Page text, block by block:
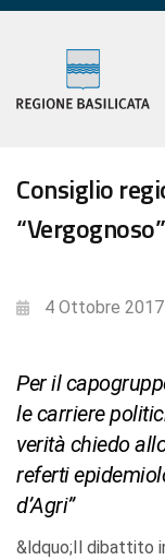
Consiglio
“Vergognoso”
4 Ottobre 2017
Per il
le carriere
verità chiedo
referti
d’Agri”
&ldquo;Il dibattito